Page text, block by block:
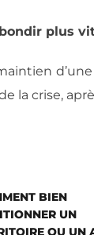
plus
la crise,
BIEN
UN
OU UN